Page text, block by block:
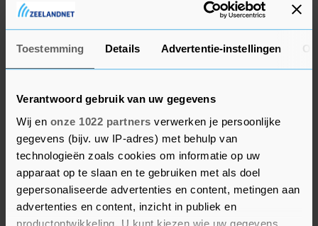
Toestemming Details Advertentie-instellingen
Verantwoord gebruik van uw gegevens
Wij en onze 1022 partners verwerken je persoonlijke
gegevens (bijv. uw IP-adres) met behulp van
technologieën zoals cookies om informatie op uw
apparaat op te slaan en te gebruiken met als doel
gepersonaliseerde advertenties en content, metingen aan
advertenties en content, inzicht in publiek en
productontwikkeling. U kunt kiezen wie uw gegevens
Kelderman heeft bij Bora-hansgrohe gezelschap
van debutant Ide Schelling. De broers Danny en
Boy van Poppel rijden de Tour samen bij
Intermarché-Wanty-Gobert. Dylan van Baarle
(Ineos Grenadiers) en Wout Poels (Bahrain-
Victorious) zijn vertrouwde gezichten in de Tour.